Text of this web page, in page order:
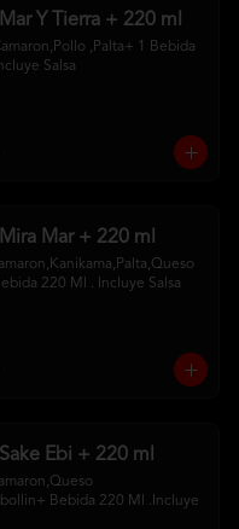
Y Tierra + 220 ml
,Palta+ 1 Bebida
Salsa
Mar + 220 ml
220 Ml . Incluye Salsa
Ebi + 220 ml
Bebida 220 Ml .Incluye